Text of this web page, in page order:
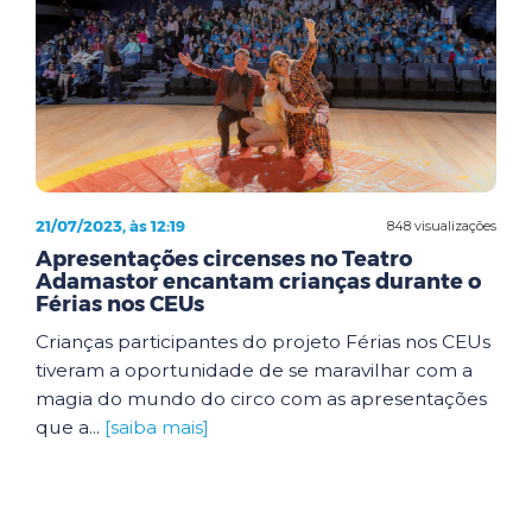
848 visualizações
21/07/2023, às 12:19
Apresentações circenses no Teatro
Adamastor encantam crianças durante o
Férias nos CEUs
Crianças participantes do projeto Férias nos CEUs
tiveram a oportunidade de se maravilhar com a
magia do mundo do circo com as apresentações
que a... [saiba mais]